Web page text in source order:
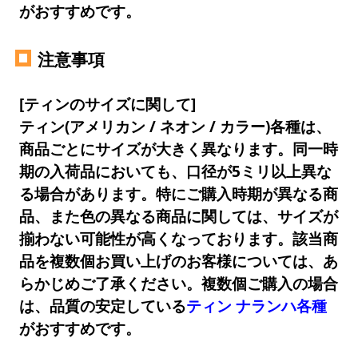
がおすすめです。
注意事項
[ティンのサイズに関して]
ティン(アメリカン / ネオン / カラー)各種は、
商品ごとにサイズが大きく異なります。同一時
期の入荷品においても、口径が5ミリ以上異な
る場合があります。特にご購入時期が異なる商
品、また色の異なる商品に関しては、サイズが
揃わない可能性が高くなっております。該当商
品を複数個お買い上げのお客様については、あ
らかじめご了承ください。複数個ご購入の場合
は、品質の安定しているティン ナランハ各種
がおすすめです。